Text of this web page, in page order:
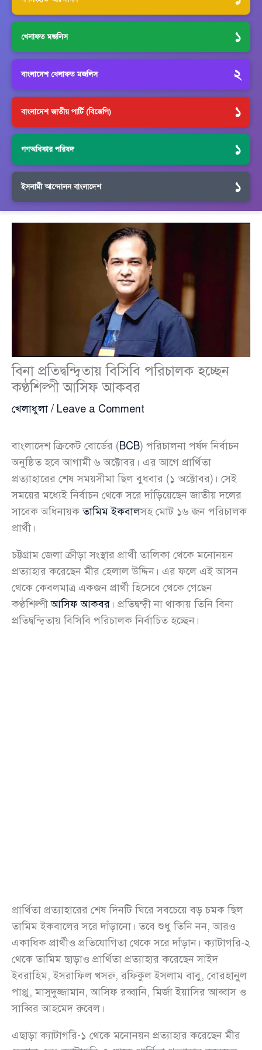
খেলাফত মজলিস ১
বাংলাদেশ খেলাফত মজলিস ২
বাংলাদেশ জাতীয় পার্টি (বিজেপি) ১
গণঅধিকার পরিষদ ১
ইসলামী আন্দোলন বাংলাদেশ ১
বিনা প্রতিদ্বন্দ্বিতায় বিসিবি পরিচালক হচ্ছেন
কণ্ঠশিল্পী আসিফ আকবর
খেলাধুলা / Leave a Comment
বাংলাদেশ ক্রিকেট বোর্ডের (BCB) পরিচালনা পর্ষদ নির্বাচন
অনুষ্ঠিত হবে আগামী ৬ অক্টোবর। এর আগে প্রার্থিতা
প্রত্যাহারের শেষ সময়সীমা ছিল বুধবার (১ অক্টোবর)। সেই
সময়ের মধ্যেই নির্বাচন থেকে সরে দাঁড়িয়েছেন জাতীয় দলের
সাবেক অধিনায়কতামিম ইকবালসহ মোট ১৬ জন পরিচালক
প্রার্থী।
চট্টগ্রাম জেলা ক্রীড়া সংস্থার প্রার্থী তালিকা থেকে মনোনয়ন
প্রত্যাহার করেছেন মীর হেলাল উদ্দিন। এর ফলে এই আসন
থেকে কেবলমাত্র একজন প্রার্থী হিসেবে থেকে গেছেন
কণ্ঠশিল্পীআসিফ আকবর । প্রতিদ্বন্দ্বী না থাকায় তিনি বিনা
প্রতিদ্বন্দ্বিতায় বিসিবি পরিচালক নির্বাচিত হচ্ছেন।
প্রার্থিতা প্রত্যাহারের শেষ দিনটি ঘিরে সবচেয়ে বড় চমক ছিল
তামিম ইকবালের সরে দাঁড়ানো। তবে শুধু তিনি নন, আরও
একাধিক প্রার্থীও প্রতিযোগিতা থেকে সরে দাঁড়ান। ক্যাটাগরি-২
থেকে তামিম ছাড়াও প্রার্থিতা প্রত্যাহার করেছেন সাইদ
ইবরাহিম, ইসরাফিল খসরু, রফিকুল ইসলাম বাবু, বোরহানুল
পাপ্পু, মাসুদুজ্জামান, আসিফ রব্বানি, মির্জা ইয়াসির আব্বাস ও
সাব্বির আহমেদ রুবেল।
এছাড়া ক্যাটাগরি-১ থেকে মনোনয়ন প্রত্যাহার করেছেন মীর